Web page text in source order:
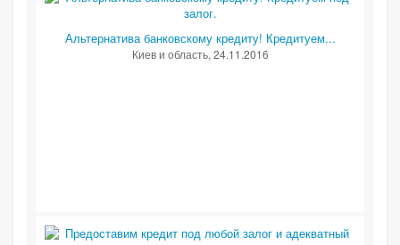
Альтернатива банковскому кредиту! Кредитуем...
Киев и область, 24.11.2016